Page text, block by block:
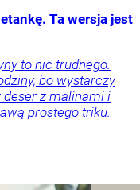
Ta wersja jest
to nic trudnego.
bo wystarczy
z malinami i
prostego triku.